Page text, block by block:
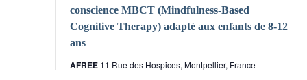
conscience MBCT (Mindfulness-Based
Cognitive Therapy) adapté aux enfants de 8-12
ans
AFREE 11 Rue des Hospices, Montpellier, France